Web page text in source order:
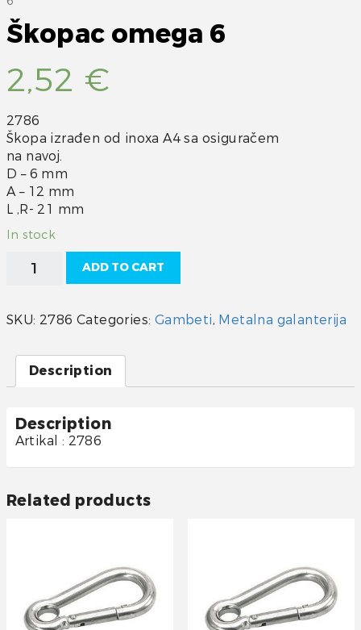
Škopac omega 6
2,52 €
2786
Škopa izrađen od inoxa A4 sa osiguračem
na navoj.
D – 6 mm
A – 12 mm
L ,R- 21 mm
In stock
Škopac
omega
quantity
ADD TO CART
SKU: 2786 Categories: Gambeti, Metalna galanterija
Description
Description
Artikal : 2786
Related products